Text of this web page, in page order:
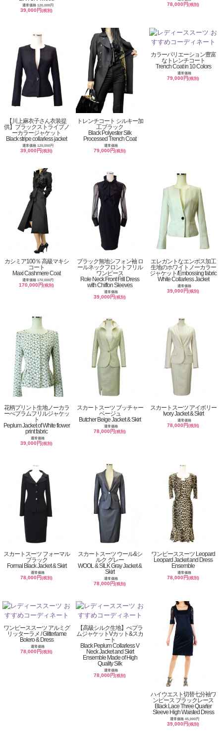
通常価格 120,000円
39,000円(税別)
78,000円(税別)
【川上麻衣子さん衣装提
供】ブラックストライプノ
ーカラージャケット
Black stripe collarless jacket
通常価格 120,000円
39,000円(税別)
トレンチコート シルキー加
工ブラック
Black Polyester Silk
Processed Trench Coat
通常価格
79,000円(税別)
カラーバリエーション豊富
なトレンチコート
Trench Coat in 10 Colors
通常価格
79,000円(税別)
カシミア100％ 高級マキシ
コート
Maxi Cashmere Coat
通常価格 170,000円
170,000円(税別)
ブラック無地シフォン袖 ロ
ールネックフロントフリル
ワンピース
Role Neck Front Frill Dress
with Chiffon Sleeves
通常価格
39,000円(税別)
エレガントなエンボス加工
生地のホワイトノーカラー
ジャケット/Embossing fabric
White Collarless Jacket
通常価格
39,000円(税別)
花柄プリント生地ノーカラ
ーぺプラムフリルジャケッ
ト
Peplum Jacket of White flower
print fabric
通常価格
39,000円(税別)
スカートスーツ ブッチャー
ベージュ
Butcher Beige Jacket & Skirt
通常価格
78,000円(税別)
スカートスーツ アイボリー
Ivory Jacket & Skirt
通常価格
78,000円(税別)
スカートスーツ フォーマル
ブラック
Formal Black Jacket & Skirt
通常価格
78,000円(税別)
スカートスーツ ウール&シ
ルク グレー
WOOL & SILK Gray Jacket &
Skirt
通常価格
78,000円(税別)
ワンピーススーツ Leopard
Leopard Jacket and Dress
Ensemble
通常価格
78,000円(税別)
ワンピーススーツ アルミグ
リッターラメ / Glitterlame
Bolero & Dress
通常価格
78,000円(税別)
【高級シルク生地】ぺプラ
ムジャケットVカット&スカ
ート
Black Peplum Collarless V
Neck Jacket and Skirt
Ensemble Made of High
Quality Silk
通常価格
78,000円(税別)
ハイウエスト切替七分袖ワ
ンピース ブラックレース
Black Lace Three Quarter
Sleeve High Waisted Dress
通常価格 45,000円
39,000円(税別)